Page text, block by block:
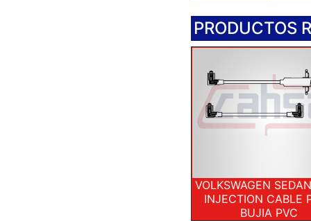
PRODUCTOS
VOLKSWAGEN
INJECTION CABLE
BUJIA PVC